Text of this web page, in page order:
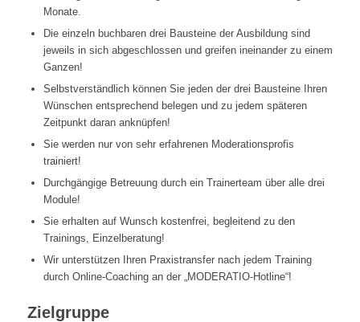
Monate.
Die einzeln buchbaren drei Bausteine der Ausbildung sind
jeweils in sich abgeschlossen und greifen ineinander zu einem
Ganzen!
Selbstverständlich können Sie jeden der drei Bausteine Ihren
Wünschen entsprechend belegen und zu jedem späteren
Zeitpunkt daran anknüpfen!
Sie werden nur von sehr erfahrenen Moderationsprofis
trainiert!
Durchgängige Betreuung durch ein Trainerteam über alle drei
Module!
Sie erhalten auf Wunsch kostenfrei, begleitend zu den
Trainings, Einzelberatung!
Wir unterstützen Ihren Praxistransfer nach jedem Training
durch Online-Coaching an der „MODERATIO-Hotline“!
Zielgruppe